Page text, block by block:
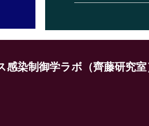
染制御学ラボ（齊藤研究室